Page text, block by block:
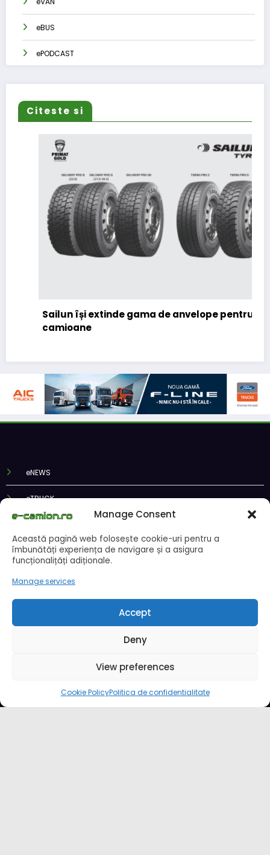
Manage Consent
Această pagină web folosește cookie-uri pentru a
îmbunătăți experiența de navigare și a asigura
funcționalițăți adiționale.
Manage services
Accept
Deny
View preferences
Cookie PolicyPolitica de confidentialitate
eBUS
ePODCAST
Citeste si
Sailun își extinde gama de anvelope pentru
camioane
eNEWS
eTRUCK
eVAN
ePODCAST